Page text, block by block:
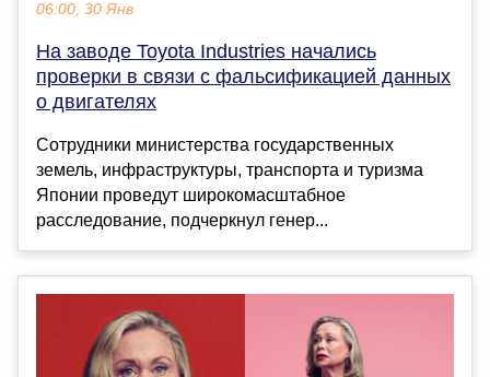
06:00, 30 Янв
На заводе Toyota Industries начались
проверки в связи с фальсификацией данных
о двигателях
Сотрудники министерства государственных
земель, инфраструктуры, транспорта и туризма
Японии проведут широкомасштабное
расследование, подчеркнул генер...